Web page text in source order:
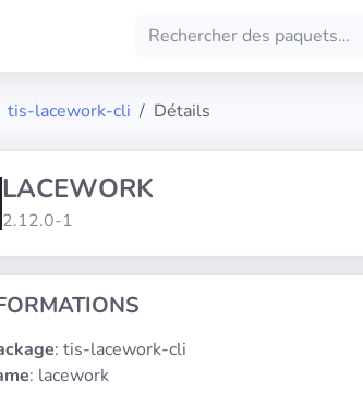
tis-lacework-cli Détails
LACEWORK
2.12.0-1
: tis-lacework-cli
: lacework